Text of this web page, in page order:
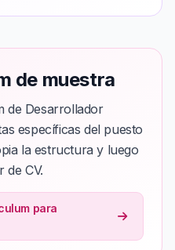
de muestra
de Desarrollador
específicas del puesto
la estructura y luego
de CV.
para